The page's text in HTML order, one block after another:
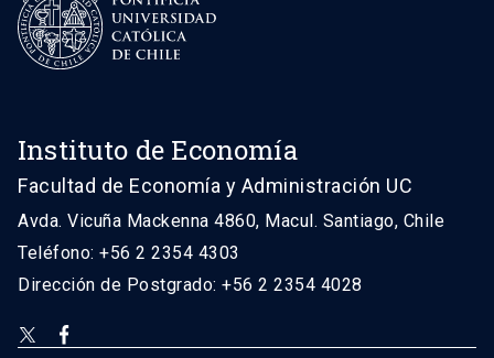
Instituto de Economía
Facultad de Economía y Administración UC
Avda. Vicuña Mackenna 4860, Macul. Santiago, Chile
Teléfono: +56 2 2354 4303
Dirección de Postgrado: +56 2 2354 4028